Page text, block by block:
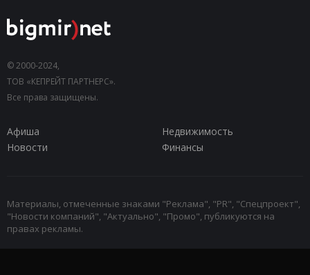
© 2000-2024,
ТОВ «КЕПРЕЙТ ПАРТНЕРС».
Все права защищены.
Афиша
Недвижимость
Новости
Финансы
Материалы, отмеченные знаками "Реклама", "PR", "Спецпроект",
"Новости компаний", "Актуально", "Промо", публикуются на
правах рекламы.